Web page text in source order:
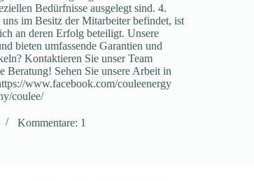
Bedürfnisse ausgelegt sind. 4.
im Besitz der Mitarbeiter befindet, ist
an deren Erfolg beteiligt. Unsere
bieten umfassende Garantien und
Kontaktieren Sie unser Team
Beratung! Sehen Sie unsere Arbeit in
www.facebook.com/couleenergy
coulee/
Kommentare: 1